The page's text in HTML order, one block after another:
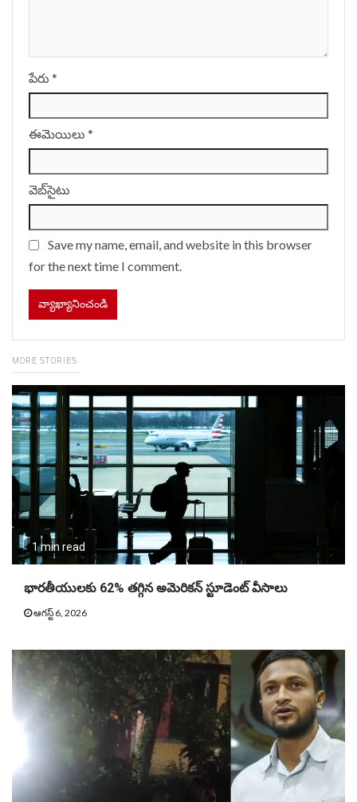
పేరు *
ఈమెయిలు *
వెబ్‌సైటు
Save my name, email, and website in this browser
for the next time I comment.
MORE STORIES
1 min read
భారతీయులకు 62% తగ్గిన అమెరికన్‌ స్టూడెంట్‌ వీసాలు
ఆగస్ట్ 6, 2026